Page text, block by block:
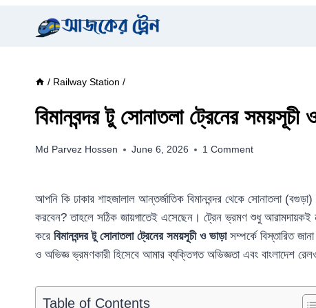
/ Railway Station /
বিমানবন্দর টু সোনাতলা ট্রেনের
Md Parvez Hossen June 6, 2026 1 Comment
আপনি কি ঢাকার শাহজালাল আন্তর্জাতিক বিমানবন্দর থেকে সোনাতলা
করবেন? তাহলে সঠিক জায়গাতেই এসেছেন। ট্রেন ভ্রমণ শুধু
করে বিমানবন্দর টু সোনাতলা ট্রেনের সময়সূচী ও ভাড়াসম্পর্কে বিস্তারিত
ও অভিজ্ঞ ভ্রমণকারী হিসেবে আমার ব্যক্তিগত অভিজ্ঞতা এবং বাংলাদেশ
Table of Contents